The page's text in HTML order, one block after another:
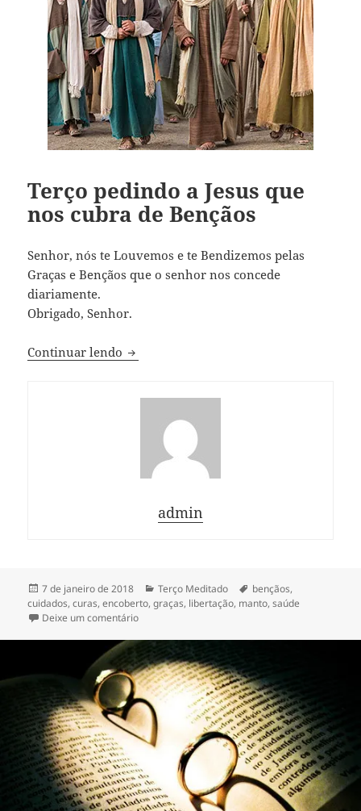
Terço pedindo a Jesus que
nos cubra de Bençãos
Senhor, nós te Louvemos e te Bendizemos pelas
Graças e Bençãos que o senhor nos concede
diariamente.
Obrigado, Senhor.
Continuar lendo Terço pedindo a Jesus que nos cubra de
admin
Publicado
em
7 de janeiro de 2018 Categorias
Terço Meditado Tags
bençãos,
cuidados,curas,encoberto,graças, libertação, manto,saúde
Deixe um comentárioem Terço pedindo a Jesus que nos cubra de